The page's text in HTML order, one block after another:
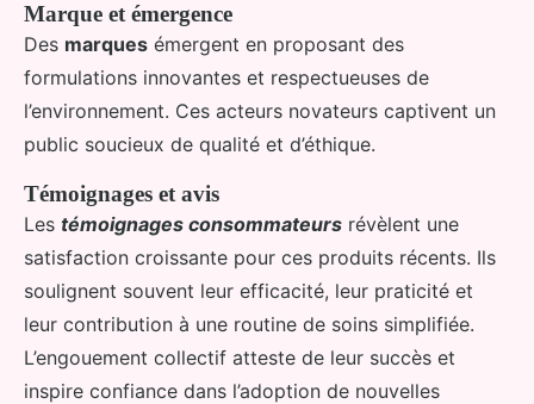
Marque et émergence
Des marques émergent en proposant des
formulations innovantes et respectueuses de
l’environnement. Ces acteurs novateurs captivent un
public soucieux de qualité et d’éthique.
Témoignages et avis
Les témoignages consommateurs révèlent une
satisfaction croissante pour ces produits récents. Ils
soulignent souvent leur efficacité, leur praticité et
leur contribution à une routine de soins simplifiée.
L’engouement collectif atteste de leur succès et
inspire confiance dans l’adoption de nouvelles